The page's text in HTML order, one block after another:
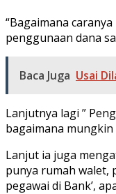
“Bagaimana
penggunaan dana
Baca Juga Usai
Lanjutnya lagi ”
bagaimana
Lanjut ia juga
punya rumah walet,
pegawai di Bank’,